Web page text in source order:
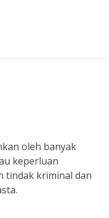
oleh banyak
keperluan
tindak kriminal dan